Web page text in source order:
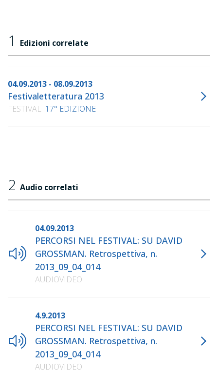
1 Edizioni correlate
04.09.2013 - 08.09.2013
Festivaletteratura 2013
FESTIVAL 17° EDIZIONE
2 Audio correlati
04.09.2013
PERCORSI NEL FESTIVAL: SU DAVID
GROSSMAN. Retrospettiva, n.
2013_09_04_014
AUDIOVIDEO
4.9.2013
PERCORSI NEL FESTIVAL: SU DAVID
GROSSMAN. Retrospettiva, n.
2013_09_04_014
AUDIOVIDEO